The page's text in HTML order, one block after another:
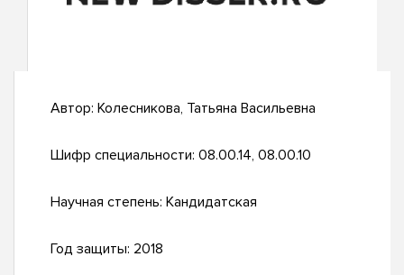
Автор: Колесникова, Татьяна Васильевна
Шифр специальности: 08.00.14, 08.00.10
Научная степень: Кандидатская
Год защиты: 2018